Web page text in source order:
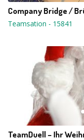
Company Bridge /
Teamsation - 15841
TeamDuell – Ihr